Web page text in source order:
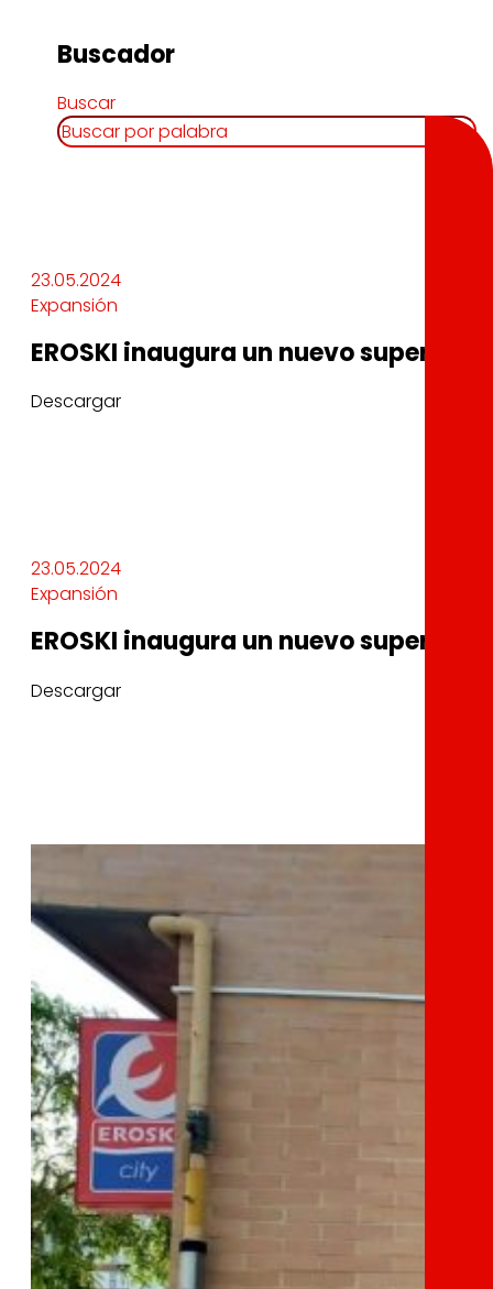
Buscador
Buscar
23.05.2024
Expansión
EROSKI inaugura un nuevo
Descargar
23.05.2024
Expansión
EROSKI inaugura un nuevo
Descargar